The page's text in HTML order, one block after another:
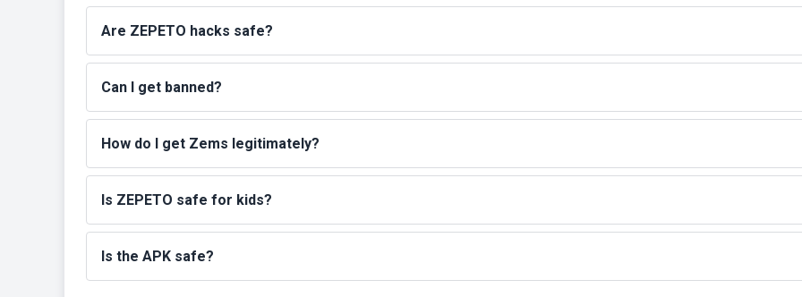
Are ZEPETO hacks safe?
Can I get banned?
How do I get Zems legitimately?
Is ZEPETO safe for kids?
Is the APK safe?